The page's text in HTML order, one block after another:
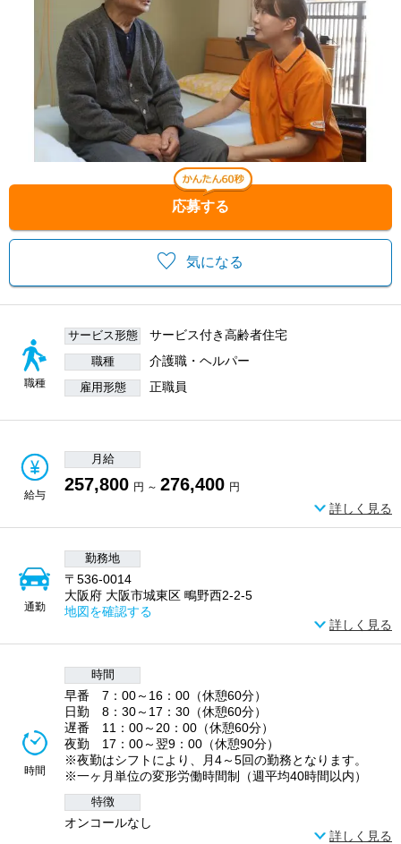
気になる
応募する
職種
サービス形態 サービス付き高齢者住宅
職種 介護職・ヘルパー
雇用形態 正職員
給与
月給
257,800 円 ～ 276,400 円
詳しく見る
通勤
勤務地
〒536-0014
大阪府 大阪市城東区 鴫野西2-2-5
地図を確認する
詳しく見る
時間
時間
早番 7：00～16：00（休憩60分）
日勤 8：30～17：30（休憩60分）
遅番 11：00～20：00（休憩60分）
夜勤 17：00～翌9：00（休憩90分）
※夜勤はシフトにより、月4～5回の勤務となります。
※一ヶ月単位の変形労働時間制（週平均40時間以内）
特徴
オンコールなし
詳しく見る